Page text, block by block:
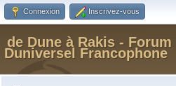
Connexion Inscrivez-vous
de Dune à Rakis - Forum
Duniversel Francophone